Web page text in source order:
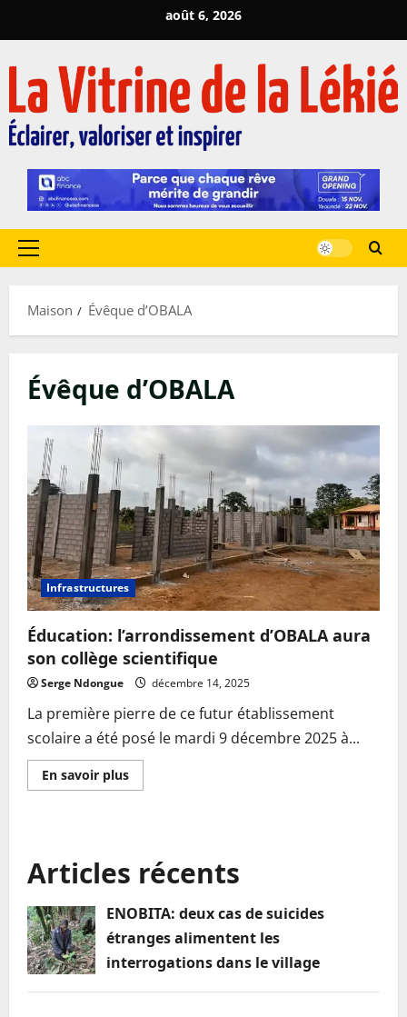
au
août 6, 2026
Menu
Maison
Évêque d’OBALA
Évêque d’OBALA
Infrastructures
Éducation: l’arrondissement d’OBALA aura
son collège scientifique
Serge Ndongue décembre 14, 2025
La première pierre de ce futur établissement
scolaire a été posé le mardi 9 décembre 2025 à...
En savoir plusEn
savoir
aura
son
collège
Articles récents
ENOBITA: deux cas de suicides
étranges alimentent les
interrogations dans le village